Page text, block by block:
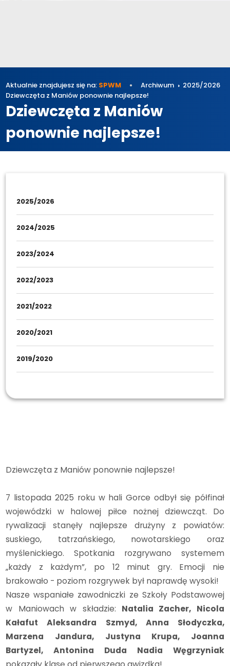
Aktualnie znajdujesz się na: SPWM Archiwum
2025/2026
Dziewczęta z Maniów ponownie najlepsze!
Dziewczęta z Maniów
ponownie najlepsze!
2025/2026
2024/2025
2023/2024
2022/2023
2021/2022
2020/2021
2019/2020
Dziewczęta z Maniów ponownie najlepsze!
7 listopada 2025 roku w hali Gorce odbył się półfinał
wojewódzki w halowej piłce nożnej dziewcząt. Do
rywalizacji stanęły najlepsze drużyny z powiatów:
suskiego, tatrzańskiego, nowotarskiego oraz
myślenickiego. Spotkania rozgrywano systemem
„każdy z każdym”, po 12 minut gry. Emocji nie
brakowało - poziom rozgrywek był naprawdę wysoki!
Nasze wspaniałe zawodniczki ze Szkoły Podstawowej
w Maniowach w składzie: Natalia Zacher, Nicola
Kałafut Aleksandra Szmyd, Anna Słodyczka,
Marzena Jandura, Justyna Krupa, Joanna
Bartyzel, Antonina Duda Nadia Węgrzyniak